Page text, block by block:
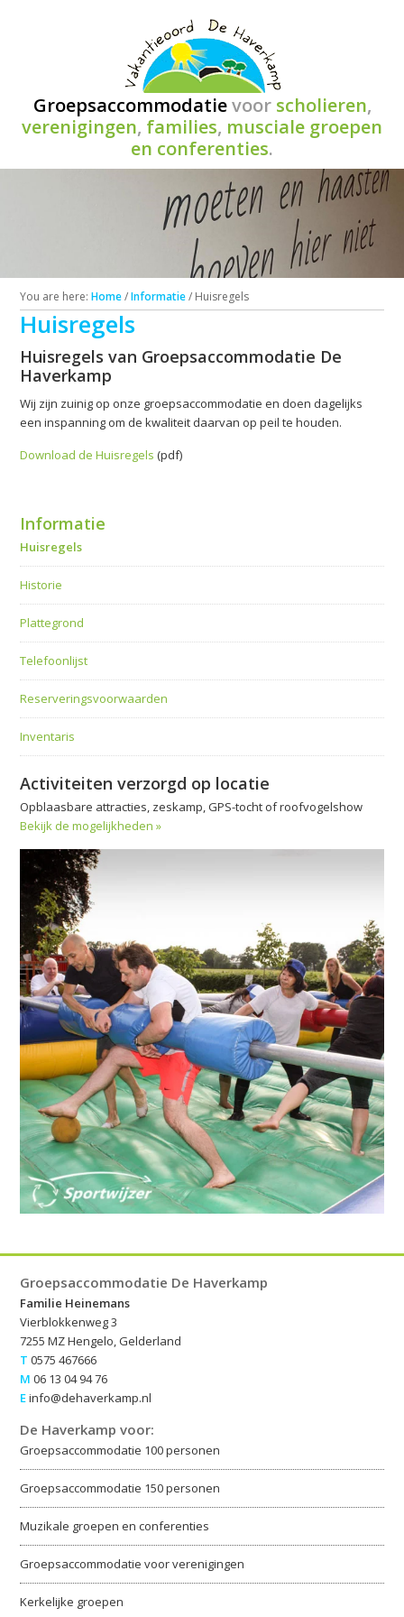
Groepsaccommodatievoor scholieren,
verenigingen, families, musciale groepen
en conferenties.
You are here:Home/Informatie/ Huisregels
Huisregels
Huisregels van Groepsaccommodatie De
Haverkamp
Wij zijn zuinig op onze groepsaccommodatie en doen dagelijks
een inspanning om de kwaliteit daarvan op peil te houden.
Download de Huisregels(pdf)
Informatie
Huisregels
Historie
Plattegrond
Telefoonlijst
Reserveringsvoorwaarden
Inventaris
Activiteiten verzorgd op locatie
Opblaasbare attracties, zeskamp, GPS-tocht of roofvogelshow
Bekijk de mogelijkheden »
Groepsaccommodatie De Haverkamp
Familie Heinemans
Vierblokkenweg 3
7255 MZ Hengelo, Gelderland
T 0575 467666
M 06 13 04 94 76
Einfo@dehaverkamp.nl
De Haverkamp voor:
Groepsaccommodatie 100 personen
Groepsaccommodatie 150 personen
Muzikale groepen en conferenties
Groepsaccommodatie voor verenigingen
Kerkelijke groepen